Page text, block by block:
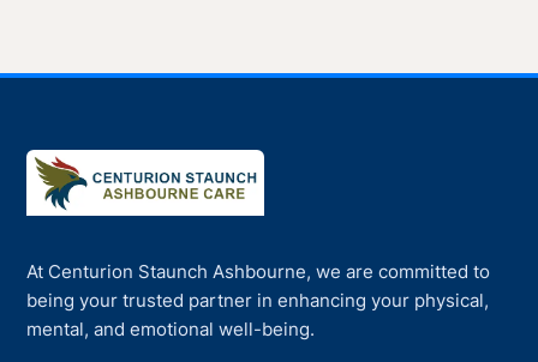
At Centurion Staunch Ashbourne, we are committed to
being your trusted partner in enhancing your physical,
mental, and emotional well-being.